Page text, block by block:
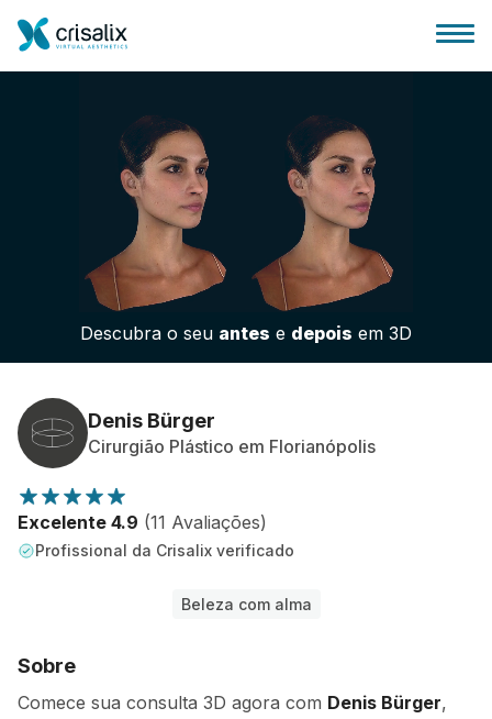
Página inicial para cirurgiões
Plataforma 3D de business
Planos
Avaliações dos pacientes
Descubra o seu antes e depois em 3D
Denis Bürger
Cirurgião Plástico em Florianópolis
Excelente 4.9 (11 Avaliações)
Profissional da Crisalix verificado
Beleza com alma
Sobre
Comece sua consulta 3D agora com Denis Bürger,